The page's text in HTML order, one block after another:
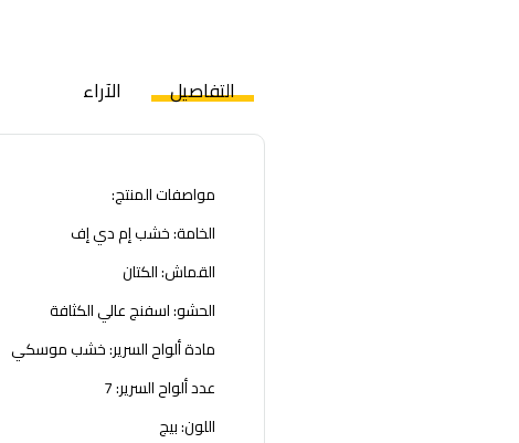
التفاصيل الآراء
مواصفات المنتج:
الخامة: خشب إم دي إف
القماش: الكتان
الحشو: اسفنج عالي الكثافة
مادة ألواح السرير: خشب موسكي
عدد ألواح السرير: 7
اللون: بيج